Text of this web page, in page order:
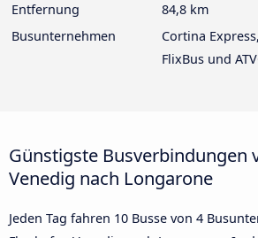
Entfernung
84,8 km
Busunternehmen
Cortina
FlixBus und
Günstigste Busverbindungen
Venedig nach Longarone
Jeden Tag fahren 10 Busse von 4